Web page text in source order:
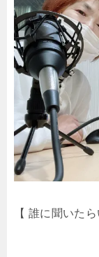
【 誰に聞いた